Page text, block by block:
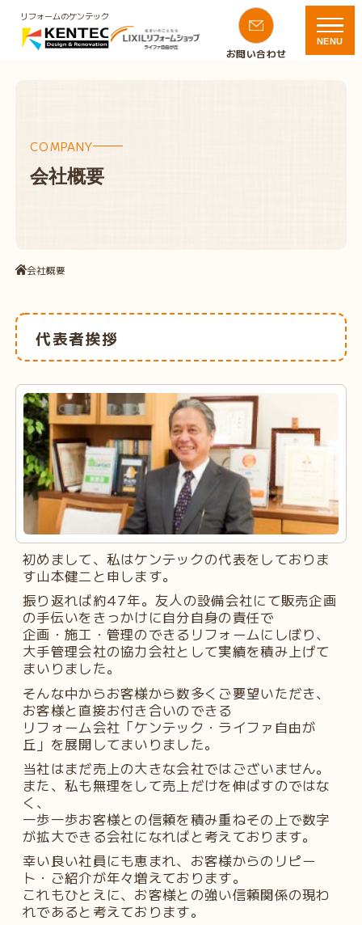
リフォームのケンテック
お問い合わせ
NENU
COMPANY
会社概要
会社概要
代表者挨拶
初めまして、私はケンテックの代表をしておりま
す山本健二と申します。
振り返れば約47年。友人の設備会社にて販売企画
の手伝いをきっかけに自分自身の責任で
企画・施工・管理のできるリフォームにしぼり、
大手管理会社の協力会社として実績を積み上げて
まいりました。
そんな中からお客様から数多くご要望いただき、
お客様と直接お付き合いのできる
リフォーム会社「ケンテック・ライファ自由が
丘」を展開してまいりました。
当社はまだ売上の大きな会社ではございません。
また、私も無理をして売上だけを伸ばすのではな
く、
一歩一歩お客様との信頼を積み重ねその上で数字
が拡大できる会社になればと考えております。
幸い良い社員にも恵まれ、お客様からのリピー
ト・ご紹介が年々増えております。
これもひとえに、お客様との強い信頼関係の現わ
れであると考えております。